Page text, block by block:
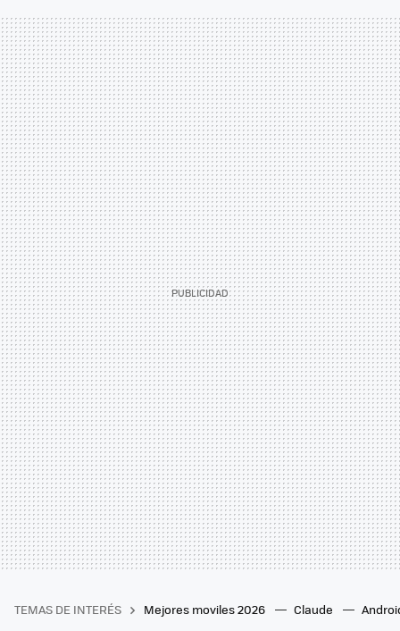
TEMAS DE INTERÉS Mejores moviles 2026 Claude